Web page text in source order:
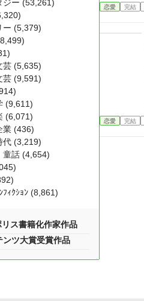
恋愛 完結
恋愛 完結
ジー (53,261)
ー (5,379)
芸 (5,635)
芸 (9,591)
(9,611)
(6,071)
業 (436)
代 (3,219)
童話 (4,654)
ﾌｨｸｼｮﾝ (8,861)
ス書籍化作家作品
ンツ大賞受賞作品